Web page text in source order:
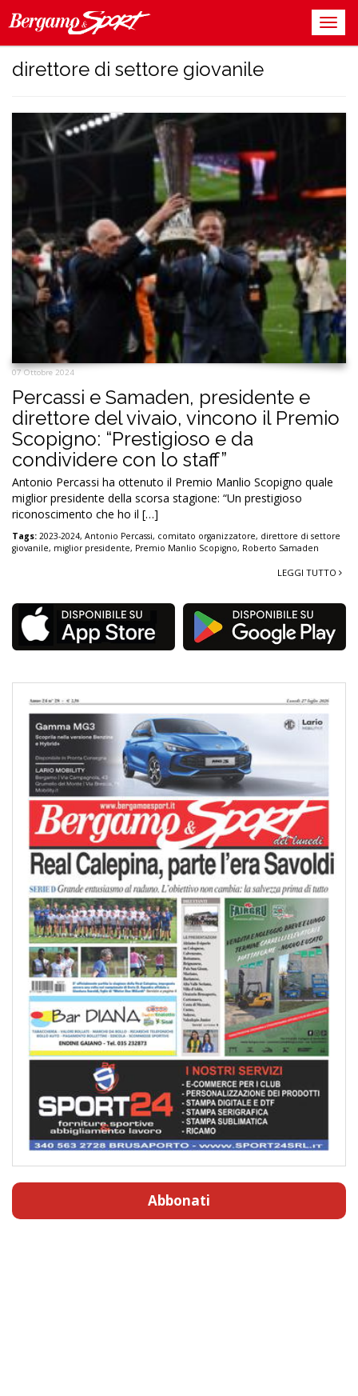
direttore di settore giovanile
07 Ottobre 2024
Percassi e Samaden, presidente e
direttore del vivaio, vincono il Premio
Scopigno: “Prestigioso e da
condividere con lo staff”
Antonio Percassi ha ottenuto il Premio Manlio Scopigno quale
miglior presidente della scorsa stagione: “Un prestigioso
riconoscimento che ho il […]
Tags: 2023-2024, Antonio Percassi, comitato organizzatore, direttore di settore
giovanile, miglior presidente, Premio Manlio Scopigno, Roberto Samaden
LEGGI TUTTO
Abbonati